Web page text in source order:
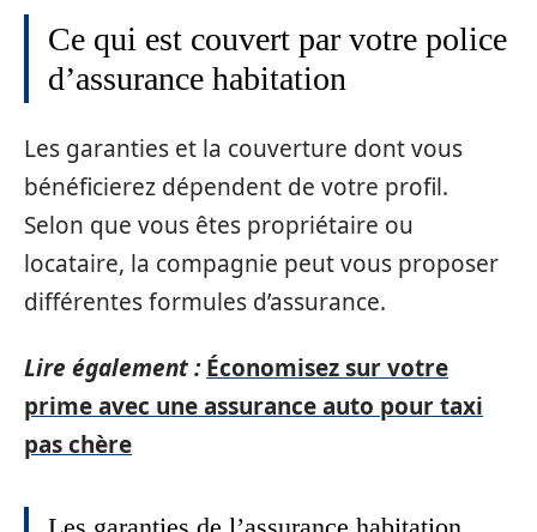
Ce qui est couvert par votre police
d’assurance habitation
Les garanties et la couverture dont vous
bénéficierez dépendent de votre profil.
Selon que vous êtes propriétaire ou
locataire, la compagnie peut vous proposer
différentes formules d’assurance.
Lire également : Économisez sur votre
prime avec une assurance auto pour taxi
pas chère